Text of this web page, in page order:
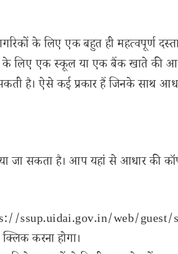
के लिए एक बहुत ही महत्वपूर्ण
के लिए एक स्कूल या एक बैंक खाते की
है। ऐसे कई प्रकार हैं जिनके साथ आधार
जा सकता है। आप यहां से आधार की
ssup.uidai.gov.in/web/guest/
करना होगा।